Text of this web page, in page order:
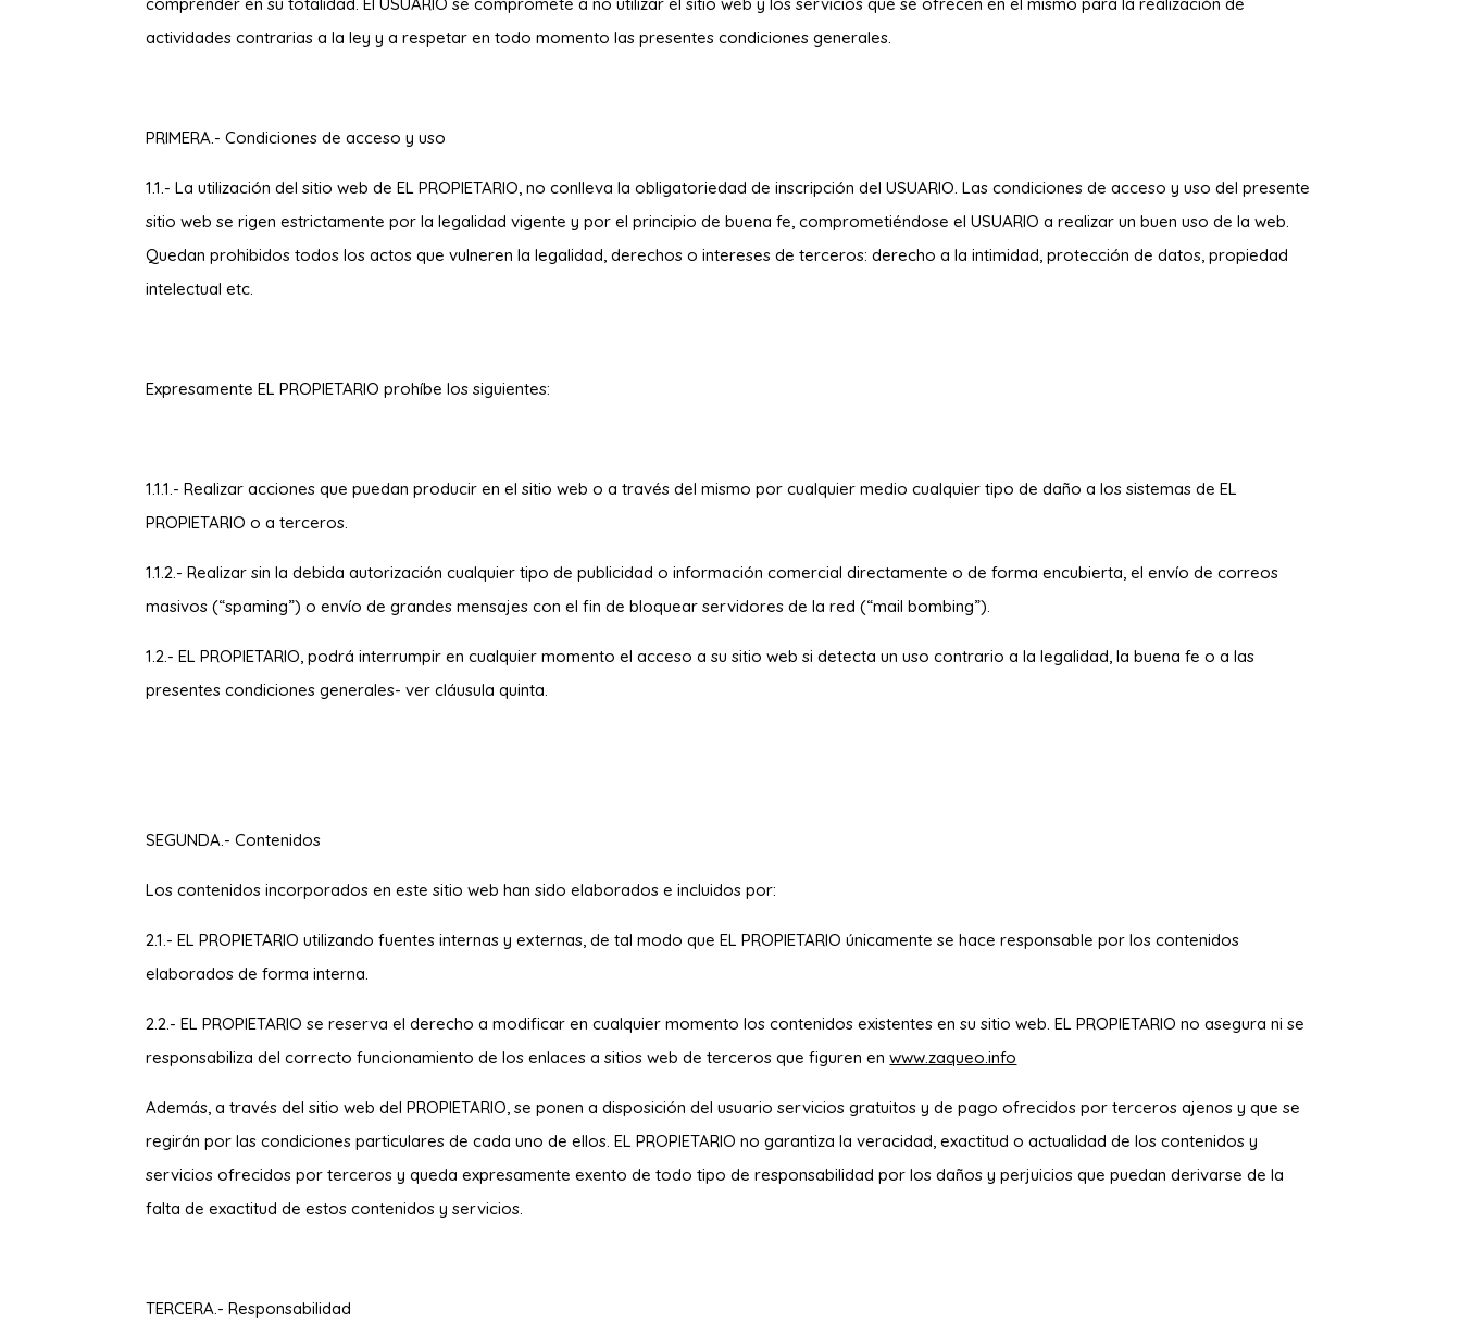
actividades contrarias a la ley y a respetar en todo momento las presentes condiciones generales.
PRIMERA.- Condiciones de acceso y uso
1.1.- La utilización del sitio web de EL PROPIETARIO, no conlleva la obligatoriedad de inscripción del USUARIO. Las condiciones de acceso y uso del presente
sitio web se rigen estrictamente por la legalidad vigente y por el principio de buena fe, comprometiéndose el USUARIO a realizar un buen uso de la web.
Quedan prohibidos todos los actos que vulneren la legalidad, derechos o intereses de terceros: derecho a la intimidad, protección de datos, propiedad
intelectual etc.
Expresamente EL PROPIETARIO prohíbe los siguientes:
1.1.1.- Realizar acciones que puedan producir en el sitio web o a través del mismo por cualquier medio cualquier tipo de daño a los sistemas de EL
PROPIETARIO o a terceros.
1.1.2.- Realizar sin la debida autorización cualquier tipo de publicidad o información comercial directamente o de forma encubierta, el envío de correos
masivos (“spaming”) o envío de grandes mensajes con el fin de bloquear servidores de la red (“mail bombing”).
1.2.- EL PROPIETARIO, podrá interrumpir en cualquier momento el acceso a su sitio web si detecta un uso contrario a la legalidad, la buena fe o a las
presentes condiciones generales- ver cláusula quinta.
SEGUNDA.- Contenidos
Los contenidos incorporados en este sitio web han sido elaborados e incluidos por:
2.1.- EL PROPIETARIO utilizando fuentes internas y externas, de tal modo que EL PROPIETARIO únicamente se hace responsable por los contenidos
elaborados de forma interna.
2.2.- EL PROPIETARIO se reserva el derecho a modificar en cualquier momento los contenidos existentes en su sitio web. EL PROPIETARIO no asegura ni se
responsabiliza del correcto funcionamiento de los enlaces a sitios web de terceros que figuren en www.zaqueo.info
Además, a través del sitio web del PROPIETARIO, se ponen a disposición del usuario servicios gratuitos y de pago ofrecidos por terceros ajenos y que se
regirán por las condiciones particulares de cada uno de ellos. EL PROPIETARIO no garantiza la veracidad, exactitud o actualidad de los contenidos y
servicios ofrecidos por terceros y queda expresamente exento de todo tipo de responsabilidad por los daños y perjuicios que puedan derivarse de la
falta de exactitud de estos contenidos y servicios.
TERCERA.- Responsabilidad